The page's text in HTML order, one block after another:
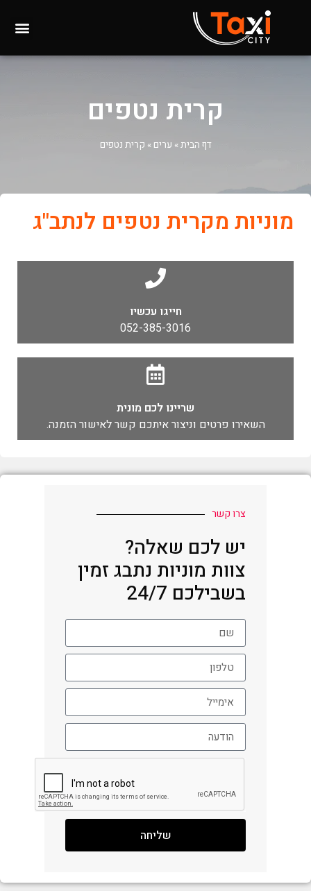
קרית נטפים
דף הבית» ערים » קרית נטפים
מוניות מקרית נטפים לנתב"ג
חייגו עכשיו
052-385-3016
שריינו לכם מונית
השאירו פרטים וניצור איתכם קשר לאישור הזמנה.
צרו קשר
יש לכם שאלה?
צוות מוניות נתבג זמין
בשבילכם 24/7
שליחה